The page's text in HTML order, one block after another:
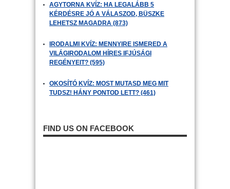
AGYTORNA KVÍZ: HA LEGALÁBB 5
KÉRDÉSRE JÓ A VÁLASZOD, BÜSZKE
LEHETSZ MAGADRA (873)
IRODALMI KVÍZ: MENNYIRE ISMERED A
VILÁGIRODALOM HÍRES IFJÚSÁGI
REGÉNYEIT? (595)
OKOSÍTÓ KVÍZ: MOST MUTASD MEG MIT
TUDSZ! HÁNY PONTOD LETT? (461)
FIND US ON FACEBOOK